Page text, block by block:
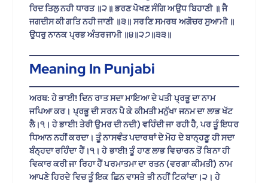
ਰਿਦ ਤਿਲੁ ਨਹੀ ਧਾਰਤ ॥੨॥ ਭਰਣ ਪੋਖਣ ਸੰਗਿ ਅਉਧ ਬਿਹਾਣੀ ॥ ਜੈ
ਜਗਦੀਸ ਕੀ ਗਤਿ ਨਹੀ ਜਾਣੀ ॥੩॥ ਸਰਣਿ ਸਮਰਥ ਅਗੋਚਰ ਸੁਆਮੀ ॥
ਉਧਰੁ ਨਾਨਕ ਪ੍ਰਭ ਅੰਤਰਜਾਮੀ ॥੪॥੨੭॥੩੩॥
Meaning In Punjabi
ਅਰਥ: ਹੇ ਭਾਈ! ਦਿਨ ਰਾਤ ਸਦਾ ਮਾਇਆ ਦੇ ਪਤੀ ਪ੍ਰਭੂ ਦਾ ਨਾਮ
ਜਪਿਆ ਕਰ। ਪ੍ਰਭੂ ਦੀ ਸਰਨ ਪੈ ਕੇ ਕੀਮਤੀ ਮਨੁੱਖਾ ਜਨਮ ਦਾ ਲਾਭ ਖੱਟ
ਲੈ।੧। ਹੇ ਭਾਈ! ਤੇਰੀ ਉਮਰ ਦੀ ਨਦੀ) ਵਹਿੰਦੀ ਜਾ ਰਹੀ ਹੈ, ਪਰ ਤੂੰ ਇਧਰ
ਧਿਆਨ ਨਹੀਂ ਕਰਦਾ। ਤੂੰ ਨਾਸਵੰਤ ਪਦਾਰਥਾਂ ਦੇ ਮੋਹ ਦੇ ਬਾਨ੍ਹਣੂ ਹੀ ਸਦਾ
ਬੰਨ੍ਹਦਾ ਰਹਿੰਦਾ ਹੈਂ।੧। ਹੇ ਭਾਈ! ਤੂੰ ਹਾਣ ਲਾਭ ਵਿਚਾਰਨ ਤੋਂ ਬਿਨਾ ਹੀ
ਵਿਕਾਰ ਕਰੀ ਜਾ ਰਿਹਾ ਹੈਂ ਪਰਮਾਤਮਾ ਦਾ ਰਤਨ (ਵਰਗਾ ਕੀਮਤੀ) ਨਾਮ
ਆਪਣੇ ਹਿਰਦੇ ਵਿਚ ਤੂੰ ਇਕ ਛਿਨ ਵਾਸਤੇ ਭੀ ਨਹੀਂ ਟਿਕਾਂਦਾ।੨। ਹੇ